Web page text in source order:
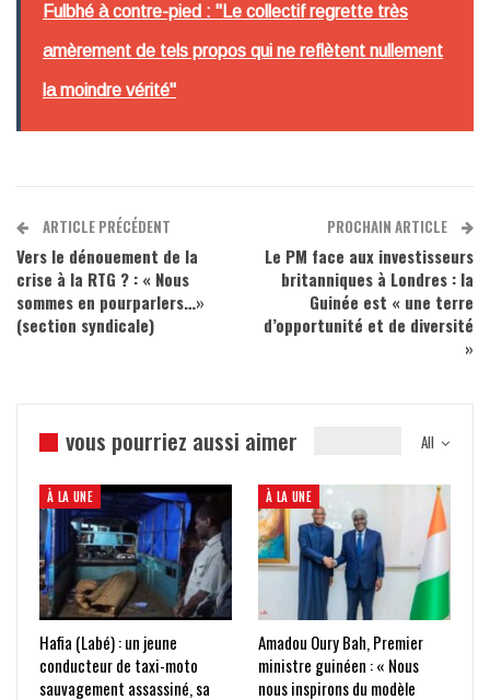
Fulbhé à contre-pied : "Le collectif regrette très
amèrement de tels propos qui ne reflètent nullement
la moindre vérité"
ARTICLE PRÉCÉDENT
Vers le dénouement de la
crise à la RTG ? : « Nous
sommes en pourparlers…»
(section syndicale)
PROCHAIN ARTICLE
Le PM face aux investisseurs
britanniques à Londres : la
Guinée est « une terre
d’opportunité et de diversité
»
All
vous pourriez aussi aimer
À LA UNE
Hafia (Labé) : un jeune
conducteur de taxi-moto
sauvagement assassiné, sa
À LA UNE
Amadou Oury Bah, Premier
ministre guinéen : « Nous
nous inspirons du modèle